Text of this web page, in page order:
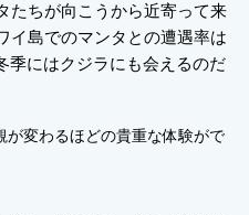
たちが向こうから近寄って来
イ島でのマンタとの遭遇率は
季にはクジラにも会えるのだ
変わるほどの貴重な体験がで